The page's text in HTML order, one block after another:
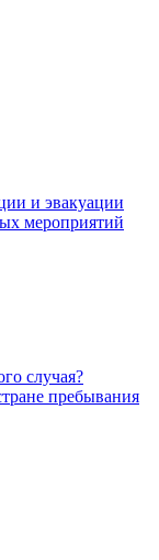
и эвакуации
мероприятий
случая?
пребывания